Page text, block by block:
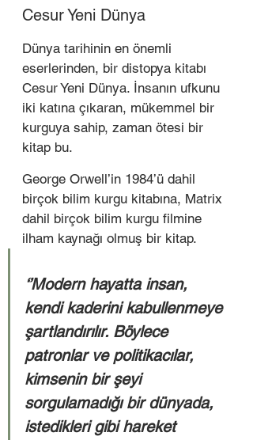
Cesur Yeni Dünya
Dünya tarihinin en önemli
eserlerinden, bir distopya kitabı
Cesur Yeni Dünya. İnsanın ufkunu
iki katına çıkaran, mükemmel bir
kurguya sahip, zaman ötesi bir
kitap bu.
George Orwell’in 1984’ü dahil
birçok bilim kurgu kitabına, Matrix
dahil birçok bilim kurgu filmine
ilham kaynağı olmuş bir kitap.
‘’Modern hayatta insan,
kendi kaderini kabullenmeye
şartlandırılır. Böylece
patronlar ve politikacılar,
kimsenin bir şeyi
sorgulamadığı bir dünyada,
istedikleri gibi hareket